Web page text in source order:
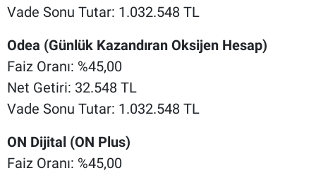
Vade Sonu Tutar: 1.032.548 TL
Odea (Günlük Kazandıran Oksijen Hesap)
Faiz Oranı: %45,00
Net Getiri: 32.548 TL
Vade Sonu Tutar: 1.032.548 TL
ON Dijital (ON Plus)
Faiz Oranı: %45,00